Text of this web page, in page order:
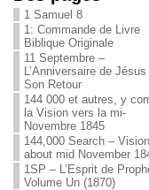
1 Samuel 8
1: Commande de Livre
Biblique Originale
11 Septembre –
L’Anniversaire de
Son Retour
144 000 et autres, y
la Vision vers la mi-
Novembre 1845
144,000 Search – Vision
about mid November
1SP – L’Esprit de
Volume Un (1870)